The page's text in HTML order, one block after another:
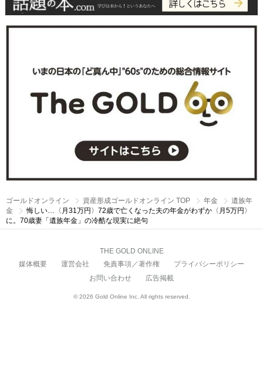
ゴールドオンライン 資産形成ゴールドオンライン TOP 年金
遺族年
金
悔しい…〈月31万円〉72歳で亡くなった夫の年金がわずか〈月5万円〉
に。70歳妻「遺族年金」の冷酷な現実に絶句
THE GOLD ONLINE
媒体概要
運営会社 免責事項／著作権
プライバシーポリシー
お問い合わせ
広告掲載
© 2026 Gold Online Inc. All rights reserved.